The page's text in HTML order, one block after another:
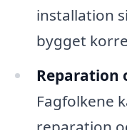
installation
bygget
Reparation
Fagfolkene